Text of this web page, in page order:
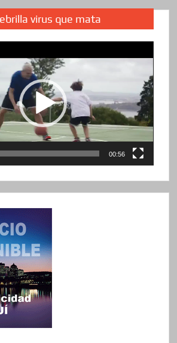
virus que mata
00:56